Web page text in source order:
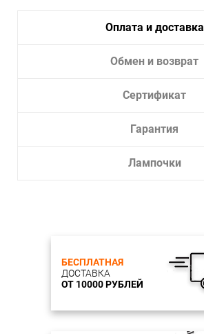
Оплата и доставка
Обмен и возврат
Сертификат
Гарантия
Лампочки
БЕСПЛАТНАЯ
ДОСТАВКА
ОТ 10000 РУБЛЕЙ